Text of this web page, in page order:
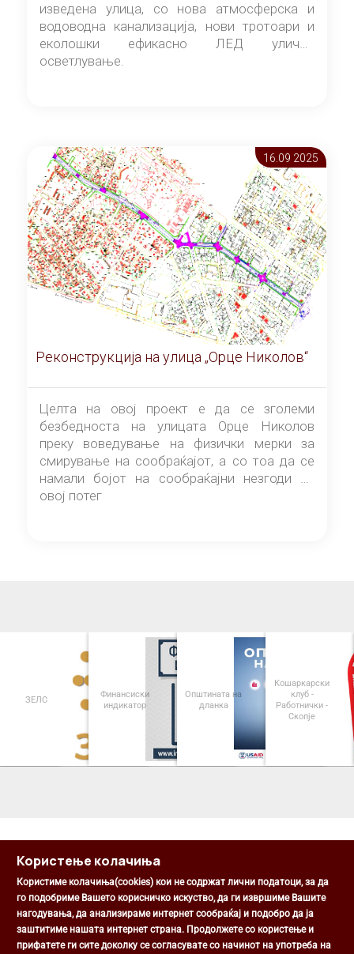
изведена улица, со нова атмосферска и
водоводна канализација, нови тротоари и
еколошки ефикасно ЛЕД улично
осветлување.
16.09 2025
Реконструкција на улица „Орце Николов“
Целта на овој проект е да се зголеми
безбедноста на улицата Орце Николов
преку воведување на физички мерки за
смирување на сообраќајот, а со тоа да се
намали бојот на сообраќајни незгоди на
овој потег
ЗЕЛС
Финансиски
индикатор
Општината на
дланка
Кошаркарски
клуб -
Работнички -
Скопје
Општина Центар
Михаил Цоков бр. 1, Скопје
Користење колачиња
Користиме колачиња(cookies) кои не содржат лични податоци, за да
го подобриме Вашето корисничко искуство, да ги извршиме Вашите
нагодувања, да анализираме интернет сообраќај и подобро да ја
заштитиме нашата интернет страна. Продолжете со користење и
прифатете ги сите доколку се согласувате со начинот на употреба на